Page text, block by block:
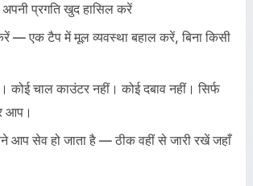
प्रगति खुद हासिल करें
— एक टैप में मूल व्यवस्था बहाल करें, बिना किसी
कोई चाल काउंटर नहीं। कोई दबाव नहीं। सिर्फ
आप।
आप सेव हो जाता है — ठीक वहीं से जारी रखें जहाँ